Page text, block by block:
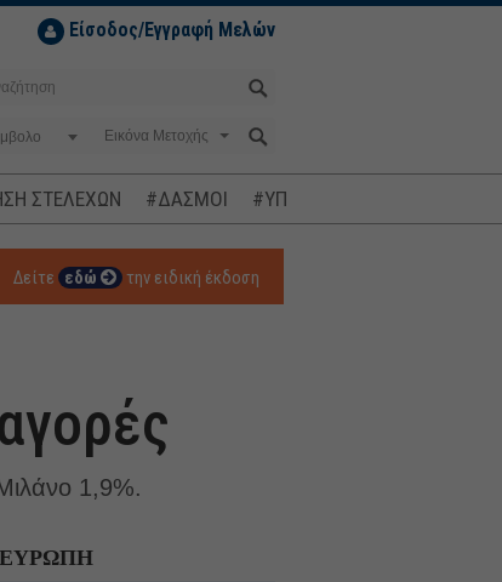
Είσοδος/Εγγραφή Μελών
ΣΤΕΛΕΧΩΝ #ΔΑΣΜΟΙ #ΥΠΟΚΛΟΠΕΣ
Δείτε εδώ την ειδική έκδοση
1,9%.